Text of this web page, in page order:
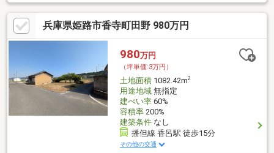
兵庫県姫路市香寺町田野 980万円
980万円
（坪単価:3万円）
土地面積1082.42m2
用途地域無指定
建ぺい率60%
容積率200%
建築条件なし
播但線 香呂駅 徒歩15分
その他の交通